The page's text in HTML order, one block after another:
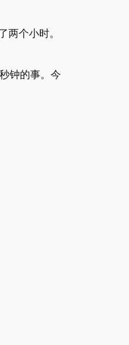
个小时。
钟的事。今